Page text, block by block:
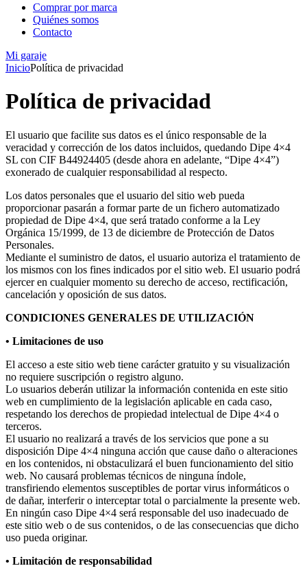
Comprar por marca
Quiénes somos
Contacto
Mi garaje
InicioPolítica de privacidad
Política de privacidad
El usuario que facilite sus datos es el único responsable de la
veracidad y corrección de los datos incluidos, quedando Dipe 4×4
SL con CIF B44924405 (desde ahora en adelante, “Dipe 4×4”)
exonerado de cualquier responsabilidad al respecto.
Los datos personales que el usuario del sitio web pueda
proporcionar pasarán a formar parte de un fichero automatizado
propiedad de Dipe 4×4, que será tratado conforme a la Ley
Orgánica 15/1999, de 13 de diciembre de Protección de Datos
Personales.
Mediante el suministro de datos, el usuario autoriza el tratamiento de
los mismos con los fines indicados por el sitio web. El usuario podrá
ejercer en cualquier momento su derecho de acceso, rectificación,
cancelación y oposición de sus datos.
CONDICIONES GENERALES DE UTILIZACIÓN
• Limitaciones de uso
El acceso a este sitio web tiene carácter gratuito y su visualización
no requiere suscripción o registro alguno.
Lo usuarios deberán utilizar la información contenida en este sitio
web en cumplimiento de la legislación aplicable en cada caso,
respetando los derechos de propiedad intelectual de Dipe 4×4 o
terceros.
El usuario no realizará a través de los servicios que pone a su
disposición Dipe 4×4 ninguna acción que cause daño o alteraciones
en los contenidos, ni obstaculizará el buen funcionamiento del sitio
web. No causará problemas técnicos de ninguna índole,
transfiriendo elementos susceptibles de portar virus informáticos o
de dañar, interferir o interceptar total o parcialmente la presente web.
En ningún caso Dipe 4×4 será responsable del uso inadecuado de
este sitio web o de sus contenidos, o de las consecuencias que dicho
uso pueda originar.
• Limitación de responsabilidad